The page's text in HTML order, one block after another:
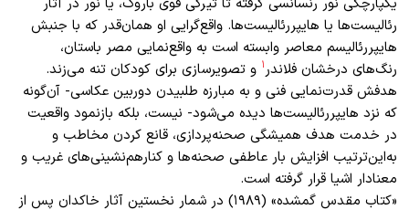
رئالیست‌ها یا هایپررئالیست‌ها. واقع‌گرایی او همان‌‌قدر که با جنبش
هایپررئالیسم معاصر وابسته است به واقع‌نمایی مصر باستان،
رنگ‌های درخشان فلاندر۱ و تصویرسازی برای کودکان تنه می‌زند.
هدفش قدرت‌نمایی فنی و به مبارزه طلبیدن دوربین عکاسی- آن‌گونه
که نزد هایپررئالیست‌ها دیده می‌شود- نیست، بلکه بازنمود واقعیت
در خدمت هدف همیشگی صحنه‌پردازی، قانع‌ کردن مخاطب و
به‌این‌ترتیب افزایش بار عاطفی صحنه‌ها و کنارهم‌نشینی‌های غریب و
معنا‌دار اشیا قرار گرفته است.
«کتاب مقدس گمشده» (۱۹۸۹) در شمار نخستین آثار خاکدان پس از